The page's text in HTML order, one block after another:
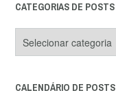
CATEGORIAS DE POSTS
de
CALENDÁRIO DE POSTS